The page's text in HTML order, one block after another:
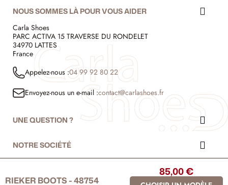
NOUS SOMMES LÀ POUR VOUS AIDER
Carla Shoes
PARC ACTIVA 15 TRAVERSE DU RONDELET
34970 LATTES
France
Appelez-nous :04 99 92 80 22
Envoyez-nous un e-mail :contact@carlashoes.fr
UNE QUESTION ?
NOTRE SOCIÉTÉ
© 1999 - 2026 - Carla Shoes
RIEKER BOOTS - 48754
85,00 €